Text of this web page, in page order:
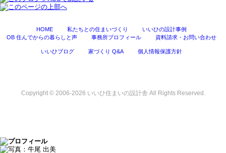
HOME 私たちとの住まいづくり
いいひの設計事例
OB 住んでからの暮らしと声
事務所プロフィール 資料請求・お問い合わせ
いいひブログ 家づくり Q&A 個人情報保護方針
Copyright © 2006-2026 いいひ住まいの設計舎 All Rights Reserved.